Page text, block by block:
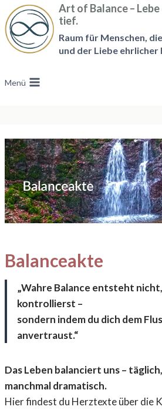
Zum
Inhalt
springen
Art of Balance –
tief.
Raum für Menschen,
und der Liebe ehrlicher
Menü
Balanceakte
„Wahre Balance entsteht
kontrollierst –
sondern indem du dich dem
anvertraust.“
Das Leben balanciert uns –
manchmal dramatisch.
Hier findest du Herztexte über die